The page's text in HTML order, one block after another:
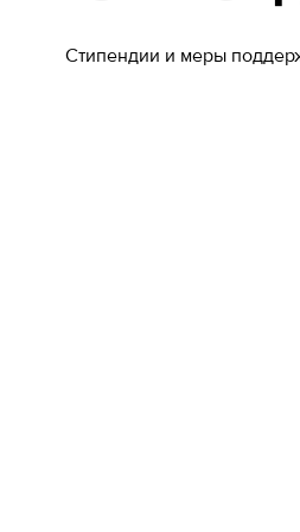
Стипендии и меры